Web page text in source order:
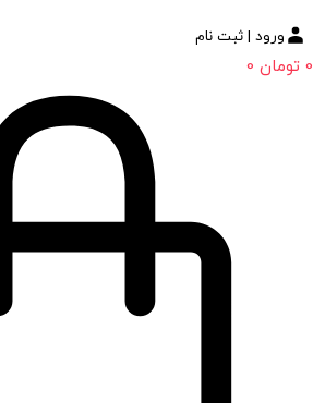
ورود | ثبت نام
0 تومان 0